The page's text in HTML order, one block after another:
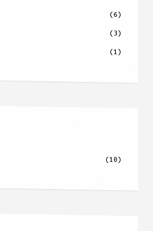
(6)
(3)
(1)
(10)